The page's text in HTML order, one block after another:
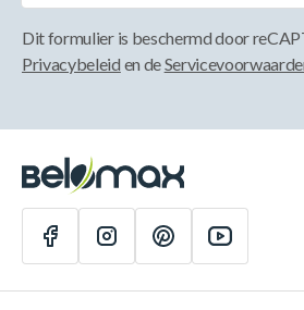
Dit formulier is beschermd door
Privacybeleid en de